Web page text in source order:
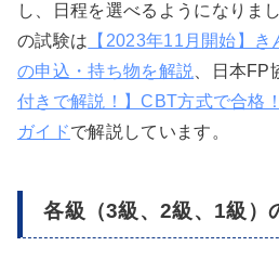
し、日程を選べるようになりま
の試験は 【2023年11月開始】
の申込・持ち物を解説
、日本FP
付きで解説！】CBT方式で合格
ガイドで解説しています。
各級（3級、2級、1級）